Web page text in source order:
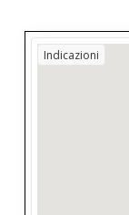
Indicazioni